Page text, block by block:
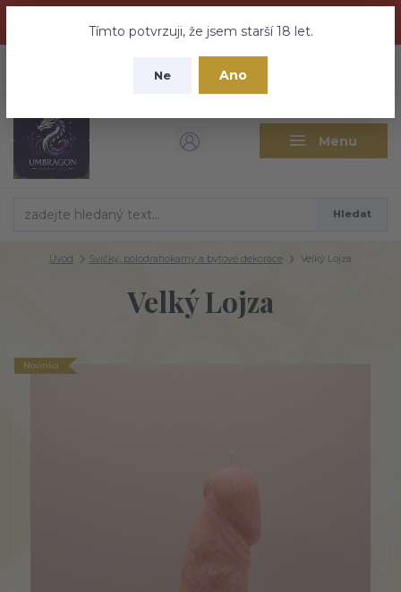
nebuďte vyděšeni zde najdete vše a ještě mnohem víc
Tímto potvrzuji, že jsem starší 18 let.
Ne Ano
Menu
CZK
Hledat
Úvod Svíčky, polodrahokamy a bytové dekorace Velký Lojza
Velký Lojza
Novinka